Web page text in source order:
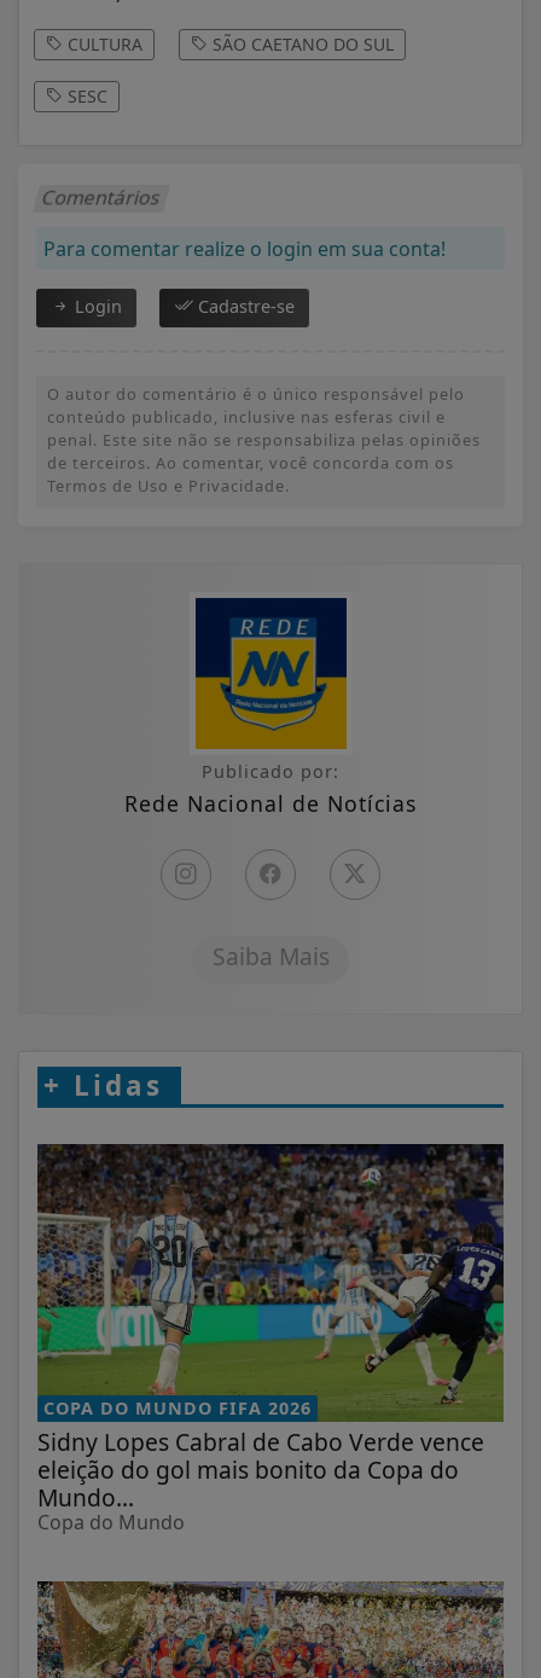
CULTURA SÃO CAETANO DO SUL
SESC
Comentários
Para comentar realize o login em sua conta!
Login Cadastre-se
O autor do comentário é o único responsável pelo
conteúdo publicado, inclusive nas esferas civil e
penal. Este site não se responsabiliza pelas opiniões
de terceiros. Ao comentar, você concorda com os
Termos de Uso e Privacidade.
Publicado por:
Rede Nacional de Notícias
Saiba Mais
+ Lidas
COPA DO MUNDO FIFA 2026
Sidny Lopes Cabral de Cabo Verde vence
eleição do gol mais bonito da Copa do
Mundo...
Copa do Mundo